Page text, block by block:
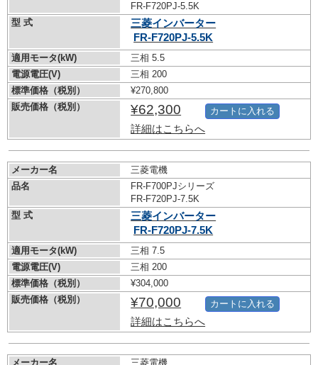
FR-F720PJ-5.5K
型 式
三菱インバーター
FR-F720PJ-5.5K
適用モータ(kW)
三相 5.5
電源電圧(V)
三相 200
標準価格（税別）
¥270,800
販売価格（税別）
¥62,300
詳細はこちらへ
カートに入れる
メーカー名
三菱電機
品名
FR-F700PJシリーズ
FR-F720PJ-7.5K
型 式
三菱インバーター
FR-F720PJ-7.5K
適用モータ(kW)
三相 7.5
電源電圧(V)
三相 200
標準価格（税別）
¥304,000
販売価格（税別）
¥70,000
詳細はこちらへ
カートに入れる
メーカー名 三菱電機